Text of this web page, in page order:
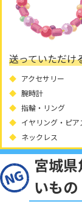
送っていただけ
アクセサリー
腕時計
指輪・リング
イヤリング・ピア
ネックレス
宮城
いもの